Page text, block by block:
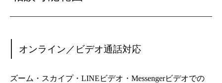
オンライン／ビデオ通話対応
ズーム・スカイプ・LINEビデオ・Messengerビデオでの